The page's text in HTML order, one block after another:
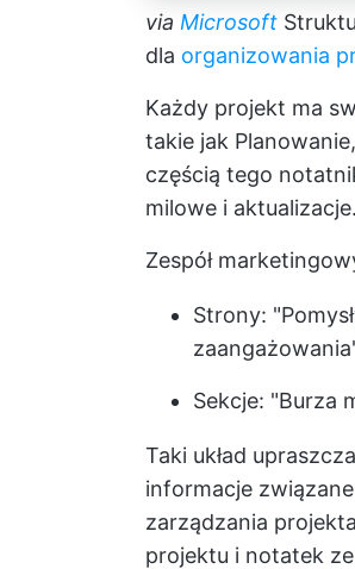
via Microsoft
dla organizowania
Każdy projekt ma
takie jak
częścią tego
milowe i aktualizacje.
Zespół
Strony:
Sekcje: "Burza
Taki układ
informacje
zarządzania
projektu i notatek